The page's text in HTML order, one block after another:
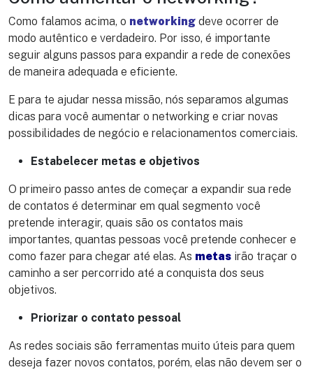
Como falamos acima, o networking deve ocorrer de
modo autêntico e verdadeiro. Por isso, é importante
seguir alguns passos para expandir a rede de conexões
de maneira adequada e eficiente.
E para te ajudar nessa missão, nós separamos algumas
dicas para você aumentar o networking e criar novas
possibilidades de negócio e relacionamentos comerciais.
Estabelecer metas e objetivos
O primeiro passo antes de começar a expandir sua rede
de contatos é determinar em qual segmento você
pretende interagir, quais são os contatos mais
importantes, quantas pessoas você pretende conhecer e
como fazer para chegar até elas. As metas irão traçar o
caminho a ser percorrido até a conquista dos seus
objetivos.
Priorizar o contato pessoal
As redes sociais são ferramentas muito úteis para quem
deseja fazer novos contatos, porém, elas não devem ser o